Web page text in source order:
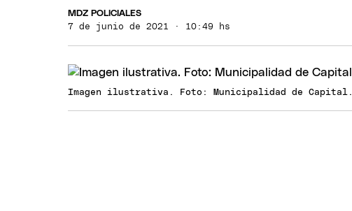
MDZ POLICIALES
7 de junio de 2021 · 10:49 hs
Imagen ilustrativa. Foto: Municipalidad de Capital.